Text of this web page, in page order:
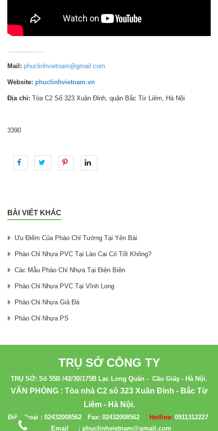
Mail: phuclinhvietnam@gmail.com
Website: phuclinhvietnam.vn
Địa chỉ: Tòa C2 Số 323 Xuân Đỉnh, quận Bắc Từ Liêm, Hà Nội
3390
BÀI VIẾT KHÁC
Ưu Điểm Của Phào Chỉ Tường Tại Yên Bái
Phào Chỉ Nhựa PVC Tại Lào Cai Có Tốt Không?
Các Mẫu Phào Chỉ Nhựa Tại Điện Biên
Phào Chỉ Nhựa PVC Tại Vĩnh Long
Phào Chỉ Nhựa Giả Đá
Phào Chỉ Nhựa PS
TRỤ SỞ CÔNG TY
TRỤ SỞ: Số 55B /42/30/175B Lạc Long Quân - Cầu Giấy - Hà Nội.
VĂN PHÒNG : Tòa nhà C2 sô 323 Xuân Đỉnh - Bắc Từ
Liêm - Hà Nội.
Điện thoại : 02432008562 Fax: 02432008562 Hotline: 0911312227
Email : phuclinhvietnam@gmail.com